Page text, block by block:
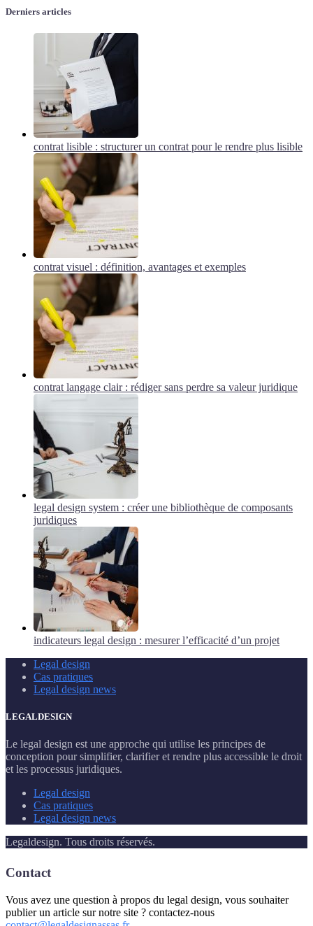
Derniers articles
contrat lisible : structurer un contrat pour le rendre plus lisible
contrat visuel : définition, avantages et exemples
contrat langage clair : rédiger sans perdre sa valeur juridique
legal design system : créer une bibliothèque de composants
juridiques
indicateurs legal design : mesurer l’efficacité d’un projet
Legal design
Cas pratiques
Legal design news
LEGALDESIGN
Le legal design est une approche qui utilise les principes de
conception pour simplifier, clarifier et rendre plus accessible le droit
et les processus juridiques.
Legal design
Cas pratiques
Legal design news
Legaldesign. Tous droits réservés.
Contact
Vous avez une question à propos du legal design, vous souhaiter
publier un article sur notre site ? contactez-nous